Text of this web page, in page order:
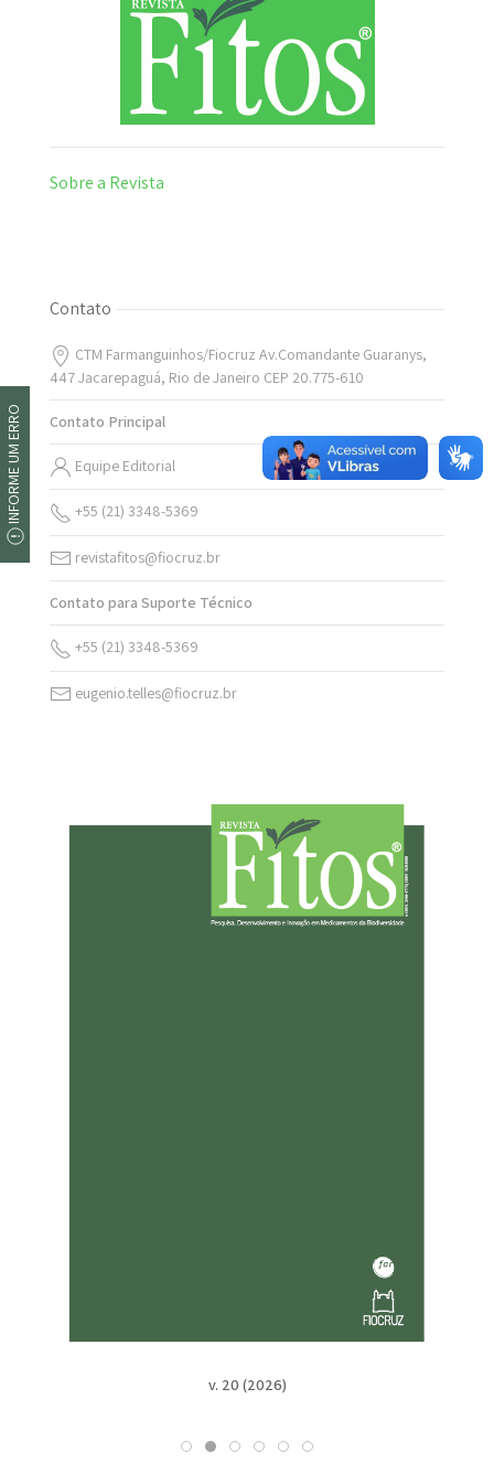
Sobre a Revista
Contato
CTM Farmanguinhos/Fiocruz Av.Comandante Guaranys,
447 Jacarepaguá, Rio de Janeiro CEP 20.775-610
Contato Principal
Equipe Editorial
+55 (21) 3348-5369
revistafitos@fiocruz.br
Contato para Suporte Técnico
+55 (21) 3348-5369
eugenio.telles@fiocruz.br
v. 20 (2026)
INFORME UM ERRO